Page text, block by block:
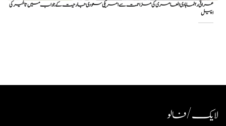
عراقی رہنما ہادی العامری کی مزاحمت سے امریکی سعودی جارحیت کے جواب میں تاخیر کی
اپیل
لایک / فالو